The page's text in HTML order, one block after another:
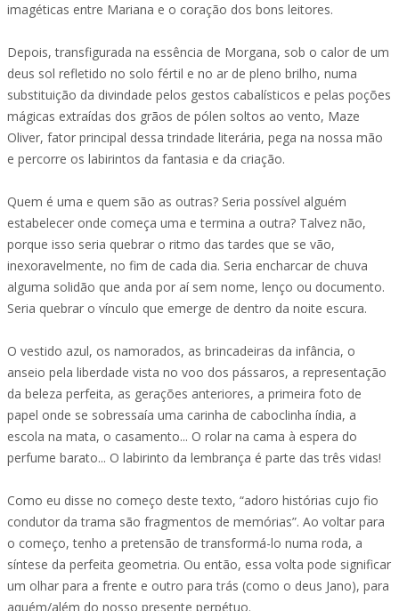
imagéticas entre Mariana e o coração dos bons leitores.
Depois, transfigurada na essência de Morgana, sob o calor de um
deus sol refletido no solo fértil e no ar de pleno brilho, numa
substituição da divindade pelos gestos cabalísticos e pelas poções
mágicas extraídas dos grãos de pólen soltos ao vento, Maze
Oliver, fator principal dessa trindade literária, pega na nossa mão
e percorre os labirintos da fantasia e da criação.
Quem é uma e quem são as outras? Seria possível alguém
estabelecer onde começa uma e termina a outra? Talvez não,
porque isso seria quebrar o ritmo das tardes que se vão,
inexoravelmente, no fim de cada dia. Seria encharcar de chuva
alguma solidão que anda por aí sem nome, lenço ou documento.
Seria quebrar o vínculo que emerge de dentro da noite escura.
O vestido azul, os namorados, as brincadeiras da infância, o
anseio pela liberdade vista no voo dos pássaros, a representação
da beleza perfeita, as gerações anteriores, a primeira foto de
papel onde se sobressaía uma carinha de caboclinha índia, a
escola na mata, o casamento... O rolar na cama à espera do
perfume barato... O labirinto da lembrança é parte das três vidas!
Como eu disse no começo deste texto, “adoro histórias cujo fio
condutor da trama são fragmentos de memórias”. Ao voltar para
o começo, tenho a pretensão de transformá-lo numa roda, a
síntese da perfeita geometria. Ou então, essa volta pode significar
um olhar para a frente e outro para trás (como o deus Jano), para
aquém/além do nosso presente perpétuo.